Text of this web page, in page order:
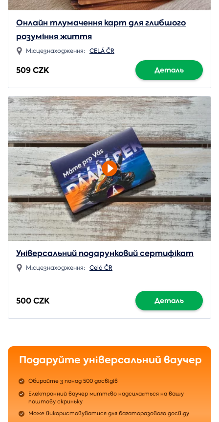
Онлайн тлумачення карт для глибшого
розуміння життя
Місцезнаходження: CELÁ ČR
509 CZK Деталь
Універсальний подарунковий сертифікат
Місцезнаходження: Celá ČR
500 CZK Деталь
Подаруйте універсальний ваучер
Обирайте з понад 500 досвідів
Електронний ваучер миттєво надсилається на вашу
поштову скриньку
Може використовуватися для багаторазового досвіду